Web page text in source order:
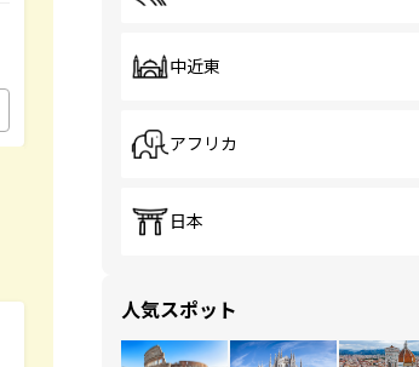
中近東
アフリカ
日本
人気スポット